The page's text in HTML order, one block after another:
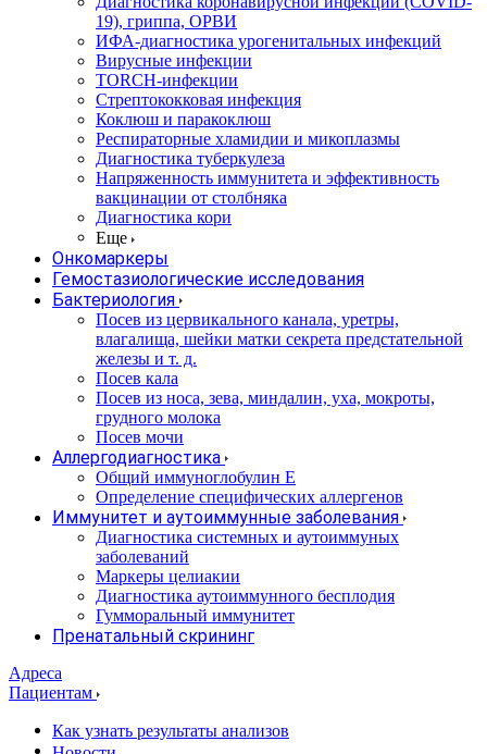
19), гриппа, ОРВИ
ИФА-диагностика урогенитальных инфекций
Вирусные инфекции
TORCH-инфекции
Стрептококковая инфекция
Коклюш и паракоклюш
Респираторные хламидии и микоплазмы
Диагностика туберкулеза
Напряженность иммунитета и эффективность
вакцинации от столбняка
Диагностика кори
Еще
Онкомаркеры
Гемостазиологические исследования
Бактериология
Посев из цервикального канала, уретры,
влагалища, шейки матки секрета предстательной
железы и т. д.
Посев кала
Посев из носа, зева, миндалин, уха, мокроты,
грудного молока
Посев мочи
Аллергодиагностика
Общий иммуноглобулин Е
Определение специфических аллергенов
Иммунитет и аутоиммунные заболевания
Диагностика системных и аутоиммуных
заболеваний
Маркеры целиакии
Диагностика аутоиммунного бесплодия
Гумморальный иммунитет
Пренатальный скрининг
Адреса
Пациентам
Как узнать результаты анализов